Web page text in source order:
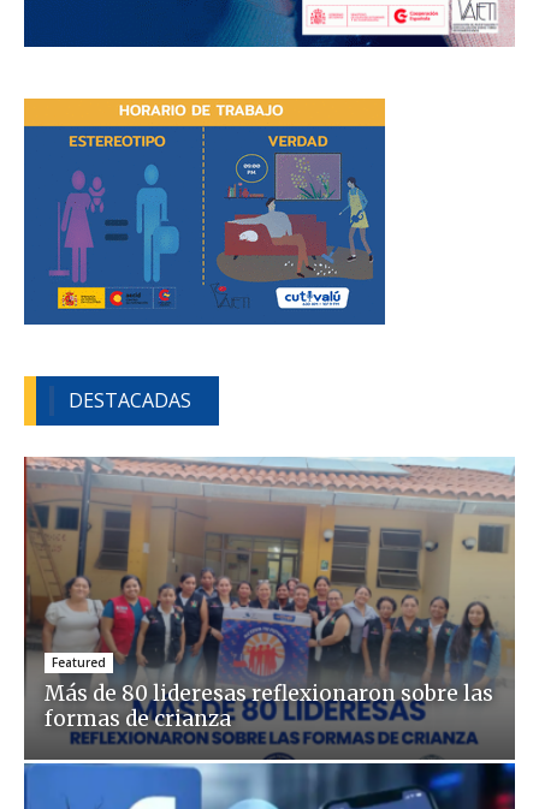
DESTACADAS
Featured
Más de 80 lideresas reflexionaron sobre las
formas de crianza